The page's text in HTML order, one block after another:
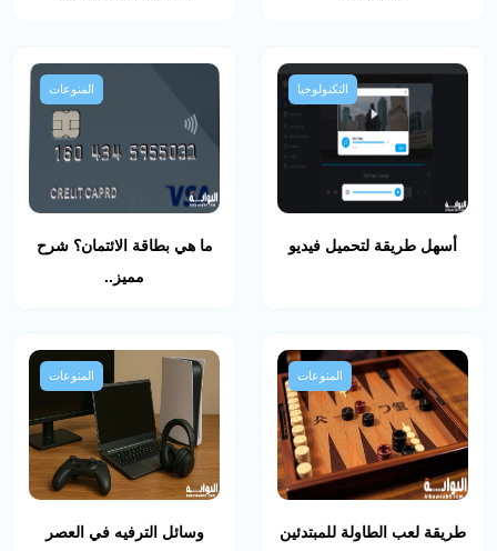
التكنولوجيا
أسهل طريقة لتحميل فيديو
المنوعات
ما هي بطاقة الائتمان؟ شرح
مميز..
المنوعات
طريقة لعب الطاولة للمبتدئين
المنوعات
وسائل الترفيه في العصر